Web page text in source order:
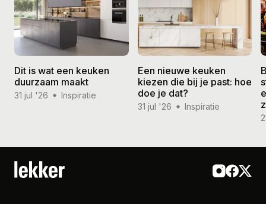
Dit is wat een keuken
duurzaam maakt
31 jul '26 Inspiratie
Een nieuwe keuken
kiezen die bij je past: hoe
doe je dat?
31 jul '26 Inspiratie